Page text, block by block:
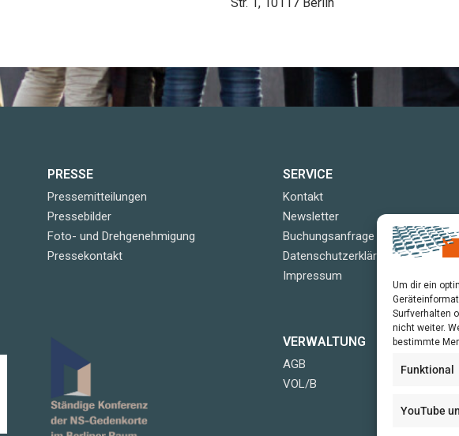
Um dir ein
Surfverhalten
nicht weiter.
bestimmte
Funktional
YouTube
PRESSE
Pressemitteilungen
Pressebilder
Foto- und Drehgenehmigung
Pressekontakt
SERVICE
Kontakt
Newsletter
Buchungsanfrage
Datenschutzerklärung
Impressum
VERWALTUNG
AGB
VOL/B